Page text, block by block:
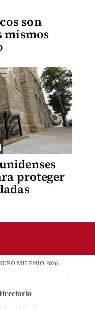
son
mismos
proteger
MILENIO 2026